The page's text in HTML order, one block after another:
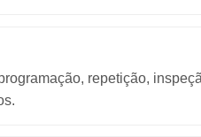
atrasos, falta de produto